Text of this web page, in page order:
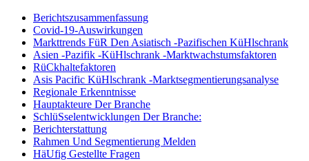
Berichtszusammenfassung
Covid-19-Auswirkungen
Markttrends FüR Den Asiatisch -Pazifischen KüHlschrank
Asien -Pazifik -KüHlschrank -Marktwachstumsfaktoren
RüCkhaltefaktoren
Asis Pacific KüHlschrank -Marktsegmentierungsanalyse
Regionale Erkenntnisse
Hauptakteure Der Branche
SchlüSselentwicklungen Der Branche:
Berichterstattung
Rahmen Und Segmentierung Melden
HäUfig Gestellte Fragen